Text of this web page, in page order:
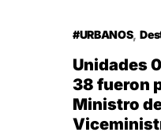
#URBANOS
Unidades
38 fueron
Ministro